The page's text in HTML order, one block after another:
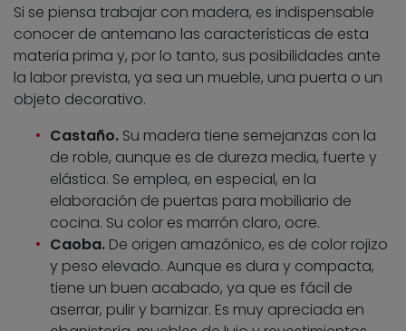
Si se piensa trabajar con madera, es indispensable
conocer de antemano las características de esta
materia prima y, por lo tanto, sus posibilidades ante
la labor prevista, ya sea un mueble, una puerta o un
objeto decorativo.
Castaño. Su madera tiene semejanzas con la
de roble, aunque es de dureza media, fuerte y
elástica. Se emplea, en especial, en la
elaboración de puertas para mobiliario de
cocina. Su color es marrón claro, ocre.
Caoba. De origen amazónico, es de color rojizo
y peso elevado. Aunque es dura y compacta,
tiene un buen acabado, ya que es fácil de
aserrar, pulir y barnizar. Es muy apreciada en